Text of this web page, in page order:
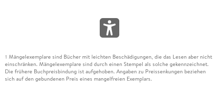
1 Mängelexemplare sind Bücher mit leichten Beschädigungen, die das Lesen aber nicht
einschränken. Mängelexemplare sind durch einen Stempel als solche gekennzeichnet.
Die frühere Buchpreisbindung ist aufgehoben. Angaben zu Preissenkungen beziehen
sich auf den gebundenen Preis eines mangelfreien Exemplars.